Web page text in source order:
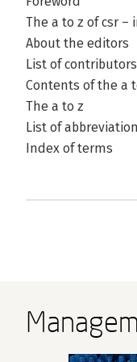
The a to z of csr
About the editors
List of contributors
Contents of the a
The a to z
List of
Index of terms